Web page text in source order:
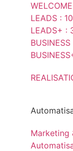
LEADS :
LEADS+ :
Marketing